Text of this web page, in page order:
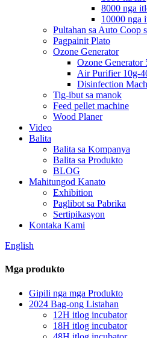
8000 nga
10000 nga
Pultahan sa Auto Coop
Pagpainit Plato
Ozone Generator
Ozone Generator
Air Purifier 10g-
Disinfection
Tig-ibut sa manok
Feed pellet machine
Wood Planer
Video
Balita
Balita sa Kompanya
Balita sa Produkto
BLOG
Mahitungod Kanato
Exhibition
Paglibot sa Pabrika
Sertipikasyon
Kontaka Kami
English
Mga produkto
Gipili nga mga Produkto
2024 Bag-ong Listahan
12H itlog incubator
18H itlog incubator